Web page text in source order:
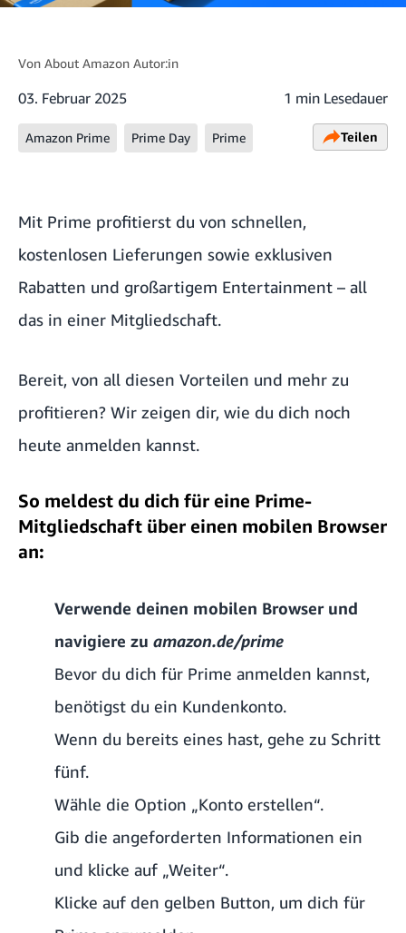
Von About Amazon Autor:in
03. Februar 2025 1 min Lesedauer
Amazon Prime Prime Day Prime Teilen
Mit Prime profitierst du von schnellen,
kostenlosen Lieferungen sowie exklusiven
Rabatten und großartigem Entertainment – all
das in einer Mitgliedschaft.
Bereit, von all diesen Vorteilen und mehr zu
profitieren? Wir zeigen dir, wie du dich noch
heute anmelden kannst.
So meldest du dich für eine Prime-
Mitgliedschaft über einen mobilen Browser
an:
Verwende deinen mobilen Browser und
navigiere zu amazon.de/prime
Bevor du dich für Prime anmelden kannst,
benötigst du ein Kundenkonto.
Wenn du bereits eines hast, gehe zu Schritt
fünf.
Wähle die Option „Konto erstellen“.
Gib die angeforderten Informationen ein
und klicke auf „Weiter“.
Klicke auf den gelben Button, um dich für